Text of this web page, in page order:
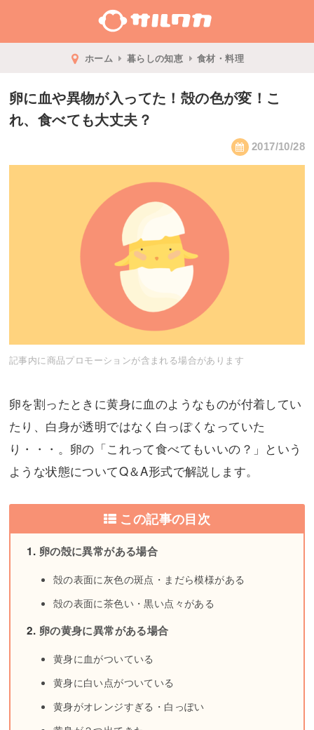
ホーム 暮らしの知恵 食材・料理
卵に血や異物が入ってた！殻の色が変！こ
れ、食べても大丈夫？
2017/10/28
記事内に商品プロモーションが含まれる場合があります
卵を割ったときに黄身に血のようなものが付着してい
たり、白身が透明ではなく白っぽくなっていた
り・・・。卵の「これって食べてもいいの？」という
ような状態についてQ＆A形式で解説します。
この記事の目次
卵の殻に異常がある場合
殻の表面に灰色の斑点・まだら模様がある
殻の表面に茶色い・黒い点々がある
卵の黄身に異常がある場合
黄身に血がついている
黄身に白い点がついている
黄身がオレンジすぎる・白っぽい